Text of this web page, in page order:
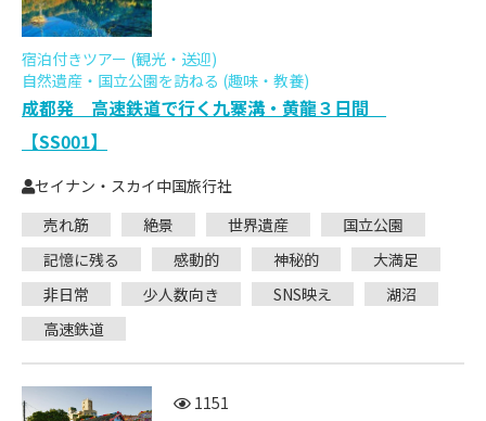
宿泊付きツアー (観光・送迎)
自然遺産・国立公園を訪ねる (趣味・教養)
成都発 高速鉄道で行く九寨溝・黄龍３日間
【SS001】
セイナン・スカイ中国旅行社
売れ筋
絶景 世界遺産
国立公園
記憶に残る
感動的 神秘的
大満足
非日常
少人数向き SNS映え
湖沼
高速鉄道
1151